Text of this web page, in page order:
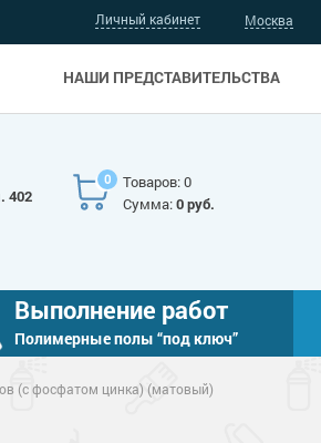
Личный кабинет
НАШИ ПРЕДСТАВИТЕЛЬСТВА
Москва
402
0
Товаров: 0
Сумма:0 руб.
Выполнение работ
Полимерные полы “под ключ”
(с фосфатом цинка) (матовый)